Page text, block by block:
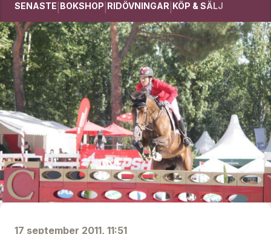
SENASTE BOKSHOP RIDÖVNINGAR KÖP & SÄLJ
17 september 2011, 11:51